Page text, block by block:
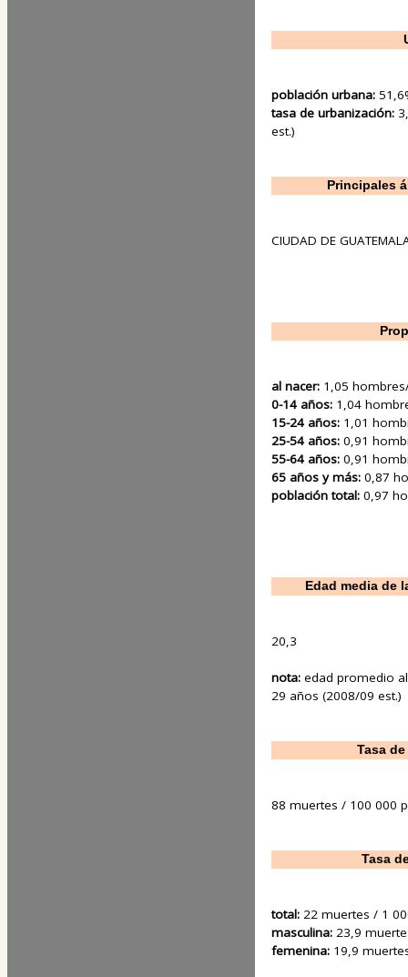
población urbana:
tasa de urbanización:
est.)
Principales
CIUDAD DE
al nacer: 1,05
0-14 años: 1,04
15-24 años: 1,01
25-54 años: 0,91
55-64 años: 0,91
65 años y más: 0,87
población total: 0,97
Edad media de
20,3
nota: edad promedio
29 años (2008/09 est.)
Tasa
88 muertes / 100 000
Tasa
total: 22 muertes / 1
masculina: 23,9
femenina: 19,9